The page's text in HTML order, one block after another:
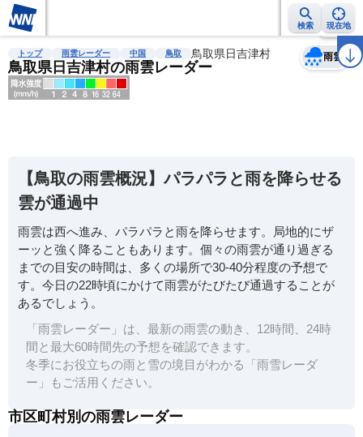
検索 現在地
雨雲レーダー 台風情報 地震情報 警報・注意報 2週間天気 ラ
トップ 雨雲レーダー 中国 鳥取 鳥取県日吉津村
鳥取県日吉津村の雨雲レーダー
雨雲
天気 台風
【鳥取の雨雲概況】パラパラと雨を降らせる
雲が通過中
雨雲は西へ進み、パラパラと雨を降らせます。局地的にザ
ーッと強く降ることもあります。個々の雨雲が通り過ぎる
までの目安の時間は、多くの場所で30-40分程度の予想で
す。今日の22時頃にかけて雨雲がたびたび通過することが
あるでしょう。
「雨雲レーダー」は、最新の雨雲の動き、12時間、24時
間と最大60時間先の予想を確認できます。
冬季にお役立ちの雨と雪の境目がわかる「雨雪レーダ
ー」もご活用ください。
市区町村別の雨雲レーダー